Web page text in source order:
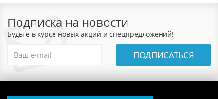
Подписка на новости
Будьте в курсе новых акций и спецпредложений!
ПОДПИСАТЬСЯ